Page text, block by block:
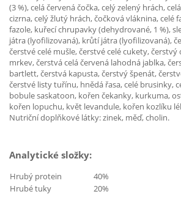
(3 %), celá červená čočka, celý zelený hrách,
cizrna, celý žlutý hrách, čočková vláknina, celé
fazole, kuřecí chrupavky (dehydrované, 1 %),
játra (lyofilizovaná), krůtí játra (lyofilizovaná),
čerstvé celé mušle, čerstvé celé cukety,
mrkev, čerstvá celá červená lahodná jablka,
bartlett, čerstvá kapusta, čerstvý špenát,
čerstvé listy tuřínu, hnědá řasa, celé brusinky,
bobule saskatoon, kořen čekanky, kurkuma,
kořen lopuchu, květ levandule, kořen kozlíku
Nutriční doplňkové látky: zinek, měď, cholin.
Analytické složky:
Hrubý protein
40%
Hrubé tuky
20%